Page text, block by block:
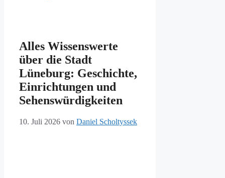
Alles Wissenswerte
über die Stadt
Lüneburg: Geschichte,
Einrichtungen und
Sehenswürdigkeiten
10. Juli 2026 von Daniel Scholtyssek